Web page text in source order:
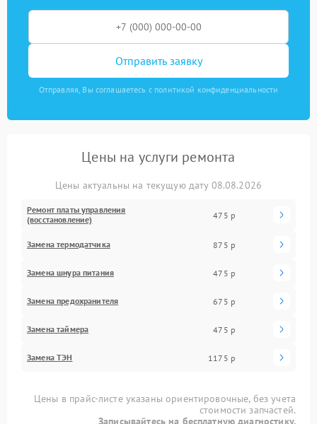
Отправить заявку
Отправляя, Вы соглашаетесь с политикой конфиденциальности
Цены на услуги ремонта
Цены актуальны на текущую дату 08.08.2026
Ремонт платы управления
(восстановление)
475 р
Замена термодатчика 875 р
Замена шнура питания 475 р
Замена предохранителя 675 р
Замена таймера 475 р
Замена ТЭН 1175 р
Цены в прайс-листе указаны ориентировочные, без учета
стоимости запчастей.
Записывайтесь на бесплатную диагностику.